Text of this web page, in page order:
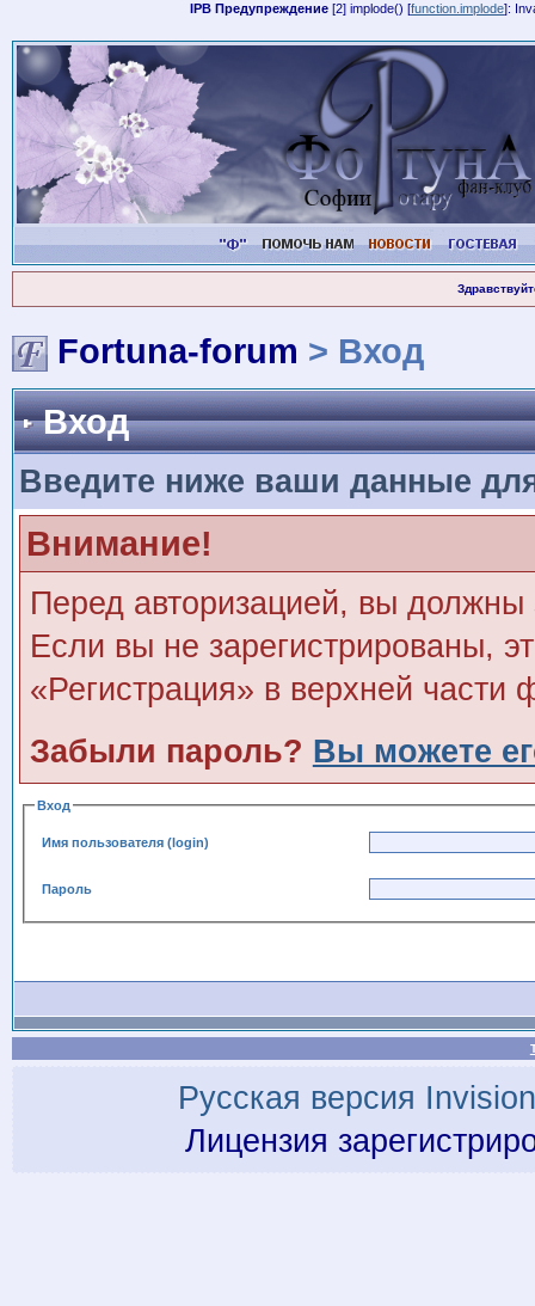
IPB Предупреждение [2] implode() [function.implode]:
Fortuna-forum > Вход
Вход
Введите ниже ваши данные
Внимание!
Перед авторизацией, вы должны
Если вы не зарегистрированы,
«Регистрация» в верхней части
Забыли пароль? Вы можете
Вход
Имя пользователя (login)
Пароль
Русская версия
Лицензия